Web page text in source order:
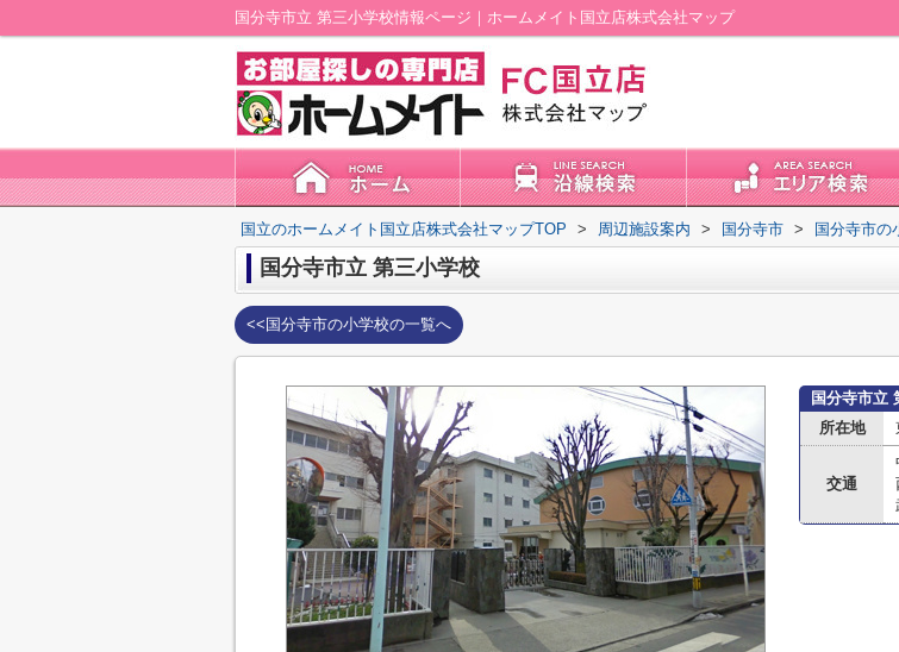
国分寺市立 第三小学校情報ページ｜ホームメイト国立店株式会社マップ
国立のホームメイト国立店株式会社マップTOP > 周辺施設案内 > 国分寺市 > 国分寺市の
国分寺市立 第三小学校
<<国分寺市の小学校の一覧へ
国分寺市立
所在地
交通